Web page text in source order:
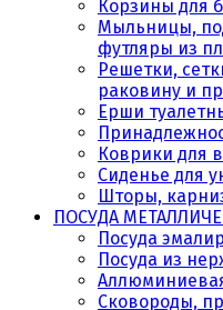
Корзины для
Мыльницы,
футляры из
Решетки,
раковину и
Ерши
Коврики для
Сиденье для
Шторы,
ПОСУДА
Посуда
Посуда из
Сковороды,